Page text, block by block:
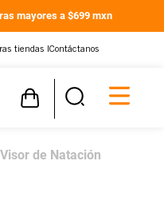
mayores a $699 mxn
tiendas | Contáctanos
Visor de Natación